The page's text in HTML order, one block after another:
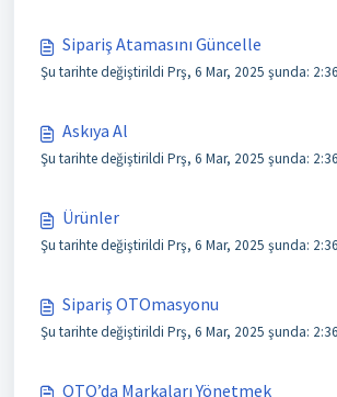
Sipariş Atamasını Güncelle
Şu tarihte değiştirildi Prş, 6 Mar, 2025 şunda:
Askıya Al
Şu tarihte değiştirildi Prş, 6 Mar, 2025 şunda:
Ürünler
Şu tarihte değiştirildi Prş, 6 Mar, 2025 şunda:
Sipariş OTOmasyonu
Şu tarihte değiştirildi Prş, 6 Mar, 2025 şunda:
OTO’da Markaları Yönetmek